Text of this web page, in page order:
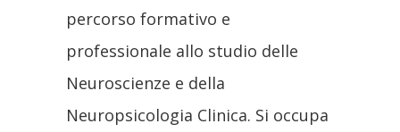
percorso formativo e
professionale allo studio delle
Neuroscienze e della
Neuropsicologia Clinica. Si occupa